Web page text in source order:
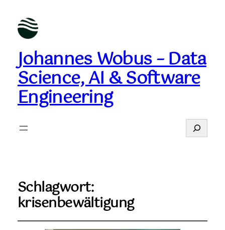
Johannes Wobus – Data
Science, AI & Software
Engineering
Suchen
Schlagwort:
krisenbewältigung